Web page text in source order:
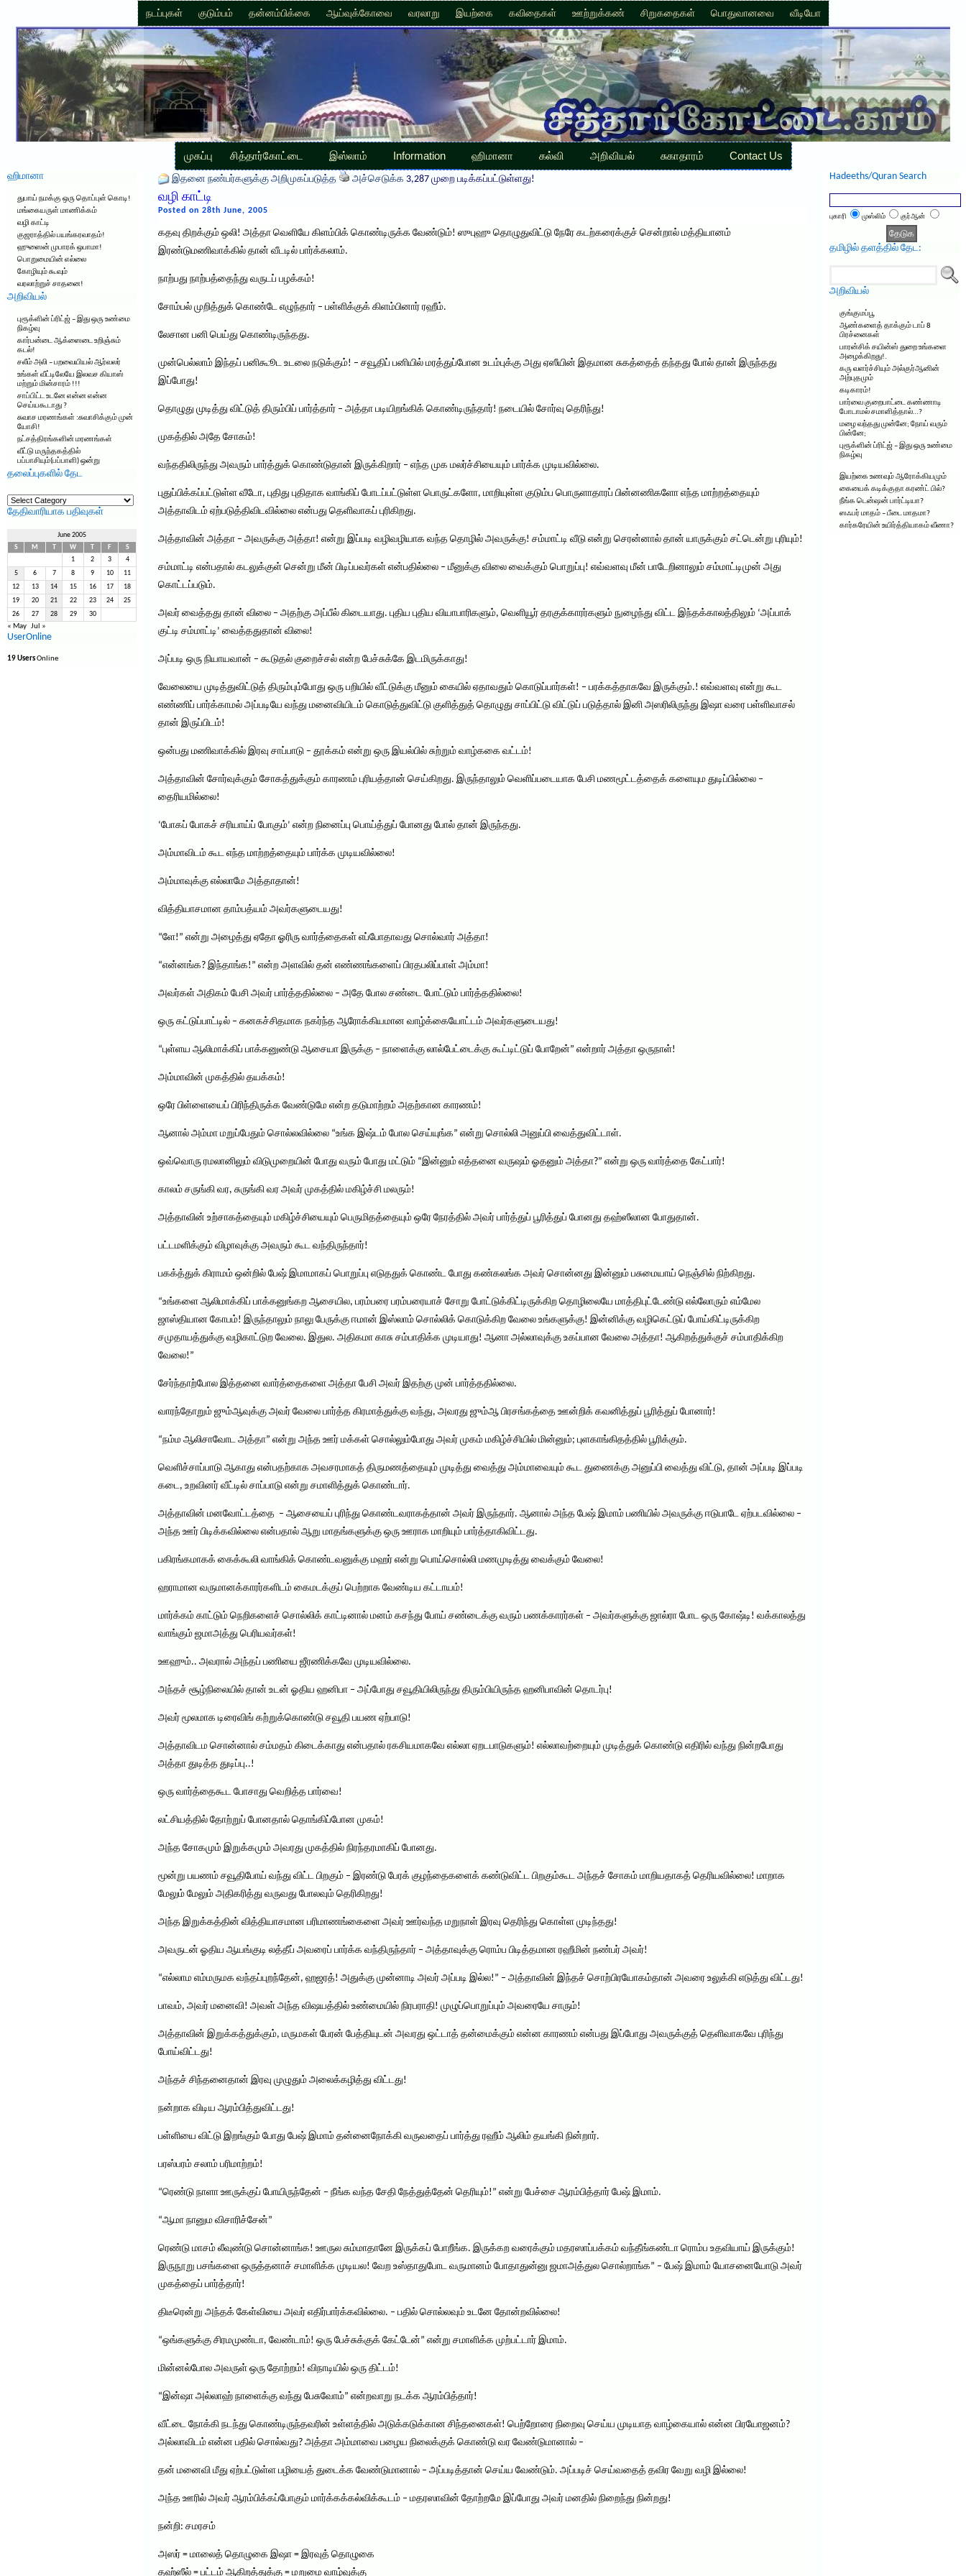
நடப்புகள் குடும்பம் தன்னம்பிக்கை ஆய்வுக்கோவை வரலாறு இயற்கை கவிதைகள் ஊற்றுக்கண் சிறுகதைகள் பொதுவானவை வீடியோ
முகப்பு சித்தார்கோட்டை இஸ்லாம் Information ஹிமானா கல்வி அறிவியல் சுகாதாரம் Contact Us
ஹிமானா
துபாய் நமக்கு ஒரு தொப்புள் கொடி!
மங்கையருள் மாணிக்கம்
வழி காட்டி
குஜராத்தில் பயங்கரவாதம்!
ஹுஸைன் முபாரக் ஒபாமா!
பொறுமையின் எல்லை
கோழியும் கூவும்
வரலாற்றுச் சாதனை!
அறிவியல்
புரூக்ளின் ப்ரிட்ஜ் – இது ஒரு உண்மை
நிகழ்வு
கார்பன்டை ஆக்ஸைடை உறிஞ்சும்
கடல்!
சலீம் அலி – பறவையியல் ஆர்வலர்
உங்கள் வீட்டிலேயே இலவச கியாஸ்
மற்றும் மின்சாரம் !!!
சாப்பிட்ட உடனே என்ன என்ன
செய்யகூடாது ?
சுவாச மரணங்கள் :சுவாசிக்கும் முன்
யோசி!
நட்சத்திரங்களின் மரணங்கள்
வீட்டு மருந்தகத்தில்
பப்பாசியும்(பப்பாளி) ஒன்று
தலைப்புகளில் தேட
தலைப்புகளில்
தேட
தேதிவாரியாக பதிவுகள்
June 2005
S
M W F
S
1
2 3 4
5 6 7 8 9 10 11
12 13 14 15 16 17 18
19 20 21 22 23 24 25
26 27 28 29 30
« May Jul »
UserOnline
19 UsersOnline
இதனை நண்பர்களுக்கு அறிமுகப்படுத்த அச்செடுக்க 3,287 முறை படிக்கப்பட்டுள்ளது!
வழி காட்டி
Posted on 28th June, 2005
கதவு திறக்கும் ஒலி! அத்தா வெளியே கிளம்பிக் கொண்டிருக்க வேண்டும்! ஸுபுஹு தொழுதுவிட்டு நேரே கடற்கரைக்குச் சென்றால் மத்தியானம்
இரண்டுமணிவாக்கில் தான் வீடடில் பார்க்கலாம்.
நாற்பது நாற்பத்தைந்து வருடப் பழக்கம்!
சோம்பல் முறித்துக் கொண்டே எழுந்தார் – பள்ளிக்குக் கிளம்பினார் ரஹீம்.
லேசான பனி பெய்து கொண்டிருந்தது.
முன்பெல்லாம் இந்தப் பனிகூூட உடலை நடுக்கும்! – சவூதிப் பனியில் மரத்துப்போன உடம்புக்கு அது ஏஸீயின் இதமான சுகத்தைத் தந்தது போல் தான் இருந்தது
இப்போது!
தொழுது முடித்து விட்டுத் திரும்பிப் பார்த்தார் – அத்தா படியிறங்கிக் கொண்டிருந்தார்! நடையில் சோர்வு தெரிந்து!
முகத்தில் அதே சோகம்!
வந்ததிலிருந்து அவரும் பார்த்துக் கொண்டுதான் இருக்கிறார் – எந்த முக மலர்ச்சியையும் பார்க்க முடியவில்லை.
புதுப்பிக்கப்பட்டுள்ள வீடோ, புதிது புதிதாக வாங்கிப் போடப்பட்டுள்ள பொருட்களோ, மாறியுள்ள குடும்ப பொருளாதாரப் பின்னணிகளோ எந்த மாற்றத்தையும்
அத்தாவிடம் ஏற்படுத்திவிடவில்லை என்பது தெளிவாகப் புரிகிறது.
அத்தாவின் அத்தா – அவருக்கு அத்தா! என்று இப்படி வழிவழியாக வந்த தொழில் அவருக்கு! சம்மாட்டி வீடு என்று செரன்னால் தான் யாருக்கும் சட்டென்று புரியும்!
சம்மாட்டி என்பதால் கடலுக்குள் சென்று மீன் பிடிப்பவர்கள் என்பதில்லை – மீனுக்கு விலை வைக்கும் பொறுப்பு! எவ்வளவு மீன் பாடேறினாலும் சம்மாட்டிமுன் அது
கொட்டப்படும்.
அவர் வைத்தது தான் விலை – அதற்கு அப்பீல் கிடையாது. புதிய புதிய வியாபாரிகளும், வெளியூர் தரகுக்காரர்களும் நுழைந்து விட்ட இந்தக்காலத்திலும் ‘அப்பாக்
குட்டி சம்மாட்டி’ வைத்ததுதான் விலை!
அப்படி ஒரு நியாயவான் – கூடுதல் குறைச்சல் என்ற பேச்சுக்கே இடமிருக்காது!
வேலையை முடித்துவிட்டுத் திரும்பும்போது ஒரு பறியில் வீட்டுக்கு மீனும் கையில் ஏதாவதும் கொடுப்பார்கள்! – பரக்கத்தாகவே இருக்கும்.! எவ்வளவு என்று கூட
எண்ணிப் பார்க்காமல் அப்படியே வந்து மனைவியிடம் கொடுத்துவிட்டு குளித்துத் தொழுது சாப்பிட்டு விட்டுப் படுத்தால் இனி அஸரிலிருந்து இஷா வரை பள்ளிவாசல்
தான் இருப்பிடம்!
ஒன்பது மணிவாக்கில் இரவு சாப்பாடு – தூக்கம் என்று ஒரு இயல்பில் சுற்றும் வாழ்ககை வட்டம்!
அத்தாவின் சோர்வுக்கும் சோகத்துக்கும் காரணம் புரியத்தான் செய்கிறது. இருந்தாலும் வெளிப்படையாக பேசி மணமூட்டத்தைக் களையும துடிப்பில்லை –
தைரியமில்லை!
‘போகப் போகச் சரியாய்ப் போகும்’ என்ற நினைப்பு பொய்த்துப் போனது போல் தான் இருந்தது.
அம்மாவிடம் கூட எந்த மாற்றத்தையும் பார்க்க முடியவில்லை!
அம்மாவுக்கு எல்லாமே அத்தாதான்!
வித்தியாசமான தாம்பத்யம் அவர்களுடையது!
“ளே!” என்று அழைத்து ஏதோ ஓரிரு வார்த்தைகள் எப்போதாவது சொல்வார் அத்தா!
“என்னங்க? இந்தாங்க!” என்ற அளவில் தன் எண்ணங்களைப் பிரதபலிப்பாள் அம்மா!
அவர்கள் அதிகம் பேசி அவர் பார்த்ததில்லை – அதே போல சண்டை போட்டும் பார்த்ததில்லை!
ஒரு கட்டுப்பாட்டில் – கனகச்சிதமாக நகர்ந்த ஆரோக்கியமான வாழ்க்கையோட்டம் அவர்களுடையது!
“புள்ளய ஆலிமாக்கிப் பாக்கனுண்டு ஆசையா இருக்கு – நாளைக்கு லால்பேட்டைக்கு கூட்டிட்டுப் போறேன்” என்றார் அத்தா ஒருநாள்!
அம்மாவின் முகத்தில் தயக்கம்!
ஒரே பிள்ளையைப் பிரிந்திருக்க வேண்டுமே என்ற தடுமாற்றம் அதற்கான காரணம்!
ஆனால் அம்மா மறுப்பேதும் சொல்லவில்லை “உங்க இஷ்டம் போல செய்யுங்க” என்று சொல்லி அனுப்பி வைத்துவிட்டாள்.
ஒவ்வொரு ரமலானிலும் விடுமுறையின் போது வரும் போது மட்டும் “இன்னும் எத்தனை வருஷம் ஓதனும் அத்தா?” என்று ஒரு வார்த்தை கேட்பார்!
காலம் சருங்கி வர, சுருங்கி வர அவர் முகத்தில் மகிழ்ச்சி மலரும்!
அத்தாவின் உற்சாகத்தையும் மகிழ்ச்சியையும் பெருமிதத்தையும் ஒரே நேரத்தில் அவர் பார்த்துப் பூரித்துப் போனது தஹ்ஸீலான போதுதான்.
பட்டமளிக்கும் விழாவுக்கு அவரும் கூட வந்திருந்தார்!
பகக்த்துக் கிராமம் ஒன்றில் பேஷ் இமாமாகப் பொறுப்பு எடுததுக் கொண்ட போது கண்கலங்க அவர் சொன்னது இன்னும் பசுமையாய் நெஞ்சில் நிற்கிறது.
“உங்களை ஆலிமாக்கிப் பாக்கனுங்கற ஆசையில, பரம்பரை பரம்பரையாச் சோறு போட்டுக்கிட்டிருக்கிற தொழிலையே மாத்திபுட்டேண்டு எல்லோரும் எம்மேல
ஜாஸ்தியான கோபம்! இருந்தாலும் நாலு பேருக்கு ஈமான் இஸ்லாம் சொல்லிக் கொடுக்கிற வேலை உங்களுக்கு! இன்னிக்கு வழிகெட்டுப் போய்கிட்டிருக்கிற
சமுதாயத்துக்கு வழிகாட்டுற வேலை. இதுல. அதிகமா காசு சம்பாதிக்க முடியாது! ஆனா அல்லாவுக்கு உகப்பான வேலை அத்தா! ஆகிறத்துக்குச் சம்பாதிக்கிற
வேலை!”
சேர்ந்தாற்போல இத்தனை வார்த்தைகளை அத்தா பேசி அவர் இதற்கு முன் பார்த்ததில்லை.
வாரந்தோறும் ஜும்ஆவுக்கு அவர் வேலை பார்த்த கிரமாத்துக்கு வந்து, அவரது ஜும்ஆ பிரசங்கத்தை ஊன்றிக் கவனித்துப் பூரித்துப் போனார்!
“நம்ம ஆலிசாவோட அத்தா” என்று அந்த ஊர் மக்கள் சொல்லும்போது அவர் முகம் மகிழ்ச்சியில் மின்னும்; புளகாங்கிதத்தில் பூரிக்கும்.
வெளிச்சாப்பாடு ஆகாது என்பதற்காக அவசரமாகத் திருமணத்தையும் முடித்து வைத்து அம்மாவையும் கூட துணைக்கு அனுப்பி வைத்து விட்டு, தான் அப்படி இப்படி
கடை, உறவினர் வீட்டில் சாப்பாடு என்று சமாளித்துக் கொண்டார்.
அத்தாவின் மனவோட்டத்தை – ஆசையைப் புரிந்து கொண்டவராகத்தான் அவர் இருந்தார். ஆனால் அந்த பேஷ் இமாம் பணியில் அவருக்கு ஈடுபாடே ஏற்படவில்லை –
அந்த ஊர் பிடிக்கவில்லை என்பதால் ஆறு மாதங்களுக்கு ஒரு ஊராக மாறியும் பார்த்தாகிவிட்டது.
பகிரங்கமாகக் கைக்கூலி வாங்கிக் கொண்டவனுக்கு மஹர் என்று பொய்சொல்லி மணமுடித்து வைக்கும் வேலை!
ஹராமான வருமானக்காரர்களிடம் கைமடக்குப் பெற்றாக வேண்டிய கட்டாயம்!
மார்க்கம் காட்டும் நெறிகளைச் சொல்லிக் காட்டினால் மனம் கசந்து போய் சண்டைக்கு வரும் பணக்காரர்கள் – அவர்களுக்கு ஜால்ரா போட ஒரு கோஷ்டி! வக்காலத்து
வாங்கும் ஜமாஅத்து பெரியவர்கள்!
ஊஹும்.. அவரால் அந்தப் பணியை ஜீரணிக்கவே முடியவில்லை.
அந்தச் சூழ்நிலையில் தான் உடன் ஓதிய ஹனிபா – அப்போது சவூதியிலிருந்து திரும்பியிருந்த ஹனிபாவின் தொடர்பு!
அவர் மூலமாக டிரைவிங் கற்றுக்கொண்டு சவூதி பயண ஏற்பாடு!
அத்தாவிடம சொன்னால் சம்மதம் கிடைக்காது என்பதால் ரகசியமாகவே எல்லா ஏறடபாடுகளும்! எல்லாவற்றையும் முடித்துக் கொண்டு எதிரில் வந்து நின்றபோது
அத்தா துடித்த துடிப்பு..!
ஒரு வார்த்தைகூட போசாது வெறித்த பார்வை!
லட்சியத்தில் தோற்றுப் போனதால் தொங்கிப்போன முகம்!
அந்த சோகமும் இறுக்கமும் அவரது முகத்தில் நிரந்தரமாகிப் போனது.
மூன்று பயணம் சவூதிபோய் வந்து விட்ட பிறகும் – இரண்டு பேரக் குழந்தைகளைக் கண்டுவிட்ட பிறகும்கூட அந்தச் சோகம் மாறியதாகத் தெரியவில்லை! மாறாக
மேலும் மேலும் அதிகரித்து வருவது போலவும் தெரிகிறது!
அந்த இறுக்கத்தின் வித்தியாசமான பரிமாணங்கைளை அவர் ஊர்வந்த மறுநாள் இரவு தெரிந்து கொள்ள முடிந்தது!
அவருடன் ஓதிய ஆயங்குடி லத்தீப் அவரைப் பார்க்க வந்திருந்தார் – அத்தாவுக்கு ரொம்ப பிடித்தமான ரஹீமின் நண்பர் அவர்!
“எல்லாம எம்மருமக வந்தப்புறந்தேன், ஹஜரத்! அதுக்கு முன்னாடி அவர் அப்படி இல்ல!” – அத்தாவின் இந்தச் சொற்பிரயோகம்தான் அவரை உலுக்கி எடுத்து விட்டது!
பாவம், அவர் மனைவி! அவள் அந்த விஷயத்தில் உண்மையில் நிரபராதி! முழுப்பொறுப்பும் அவரையே சாரும்!
அத்தாவின் இறுக்கத்துக்கும், மருமகள் பேரன் பேத்தியுடன் அவரது ஒட்டாத் தன்மைக்கும் என்ன காரணம் என்பது இப்போது அவருக்குத் தெளிவாகவே புரிந்து
போய்விட்டது!
அந்தச் சிந்தனைதான் இரவு முழுதும் அலைக்கழித்து விட்டது!
நன்றாக விடிய ஆரம்பித்துவிட்டது!
பள்ளியை விட்டு இறங்கும் போது பேஷ் இமாம் தன்னைநோக்கி வருவதைப் பார்த்து ரஹீம் ஆலிம் தயங்கி நின்றார்.
பரஸ்பரம் சலாம் பரிமாற்றம்!
“ரெண்டு நாளா ஊருக்குப் போயிருந்தேன் – நீங்க வந்த சேதி நேத்துத்தேன் தெரியும்!” என்று பேச்சை ஆரம்பித்தார் பேஷ் இமாம்.
“ஆமா நானும விசாரிச்சேன்”
ரெண்டு மாசம் லீவுண்டு சொன்னாங்க! ஊருல சும்மாதானே இருக்கப் போறீங்க. இருக்கற வரைக்கும் மதரஸாப்பக்கம் வந்தீங்கண்டா ரொம்ப உதவியாய் இருக்கும்!
இருநூறு பசங்களை ஒருத்தனாச் சமாளிக்க முடியல! வேற உஸ்தாதுபோட வருமானம் போதாதுன்னு ஜமாஅத்துல சொல்றாங்க” – பேஷ் இமாம் யோசனையோடு அவர்
முகத்தைப் பார்த்தார்!
திடீரென்று அந்தக் கேள்வியை அவர் எதிர்பார்க்கவில்லை. – பதில் சொல்லவும் உடனே தோன்றவில்லை!
“ஒங்களுக்கு சிரமமுண்டா, வேண்டாம்! ஒரு பேச்சுக்குக் கேட்டேன்” என்று சமாளிக்க முற்பட்டார் இமாம்.
மின்னல்போல அவருள் ஒரு தோற்றம்! விநாடியில் ஒரு திட்டம்!
“இன்ஷா அல்லாஹ் நாளைக்கு வந்து பேசுவோம்” என்றவாறு நடக்க ஆரம்பித்தார்!
வீட்டை நோக்கி நடந்து கொண்டிருந்தவரின் உள்ளத்தில் அடுக்கடுக்கான சிந்தனைகள்! பெற்றோரை நிறைவு செய்ய முடியாத வாழ்கையால் என்ன பிரயோஜனம்?
அல்லாவிடம் என்ன பதில் சொல்வது? அத்தா அம்மாவை பழைய நிலைக்குக் கொண்டு வர வேண்டுமானால் –
தன் மனைவி மீது ஏற்பட்டுள்ள பழியைத் துடைக்க வேண்டுமானால் – அப்படித்தான் செய்ய வேண்டும். அப்படிச் செய்வதைத் தவிர வேறு வழி இல்லை!
அந்த ஊரில் அவர் ஆரம்பிக்கப்போகும் மார்க்கக்கல்விக்கூடம் – மதரஸாவின் தோற்றமே இப்போது அவர் மனதில் நிறைந்து நின்றது!
நன்றி: சமரசம்
அஸர் = மாலைத் தொழுகை இஷா = இரவுத் தொழுகை
தஹ்ஸீல் = பட்டம் ஆகிறத்துக்கு = மறுமை வாழ்வுக்கு
Hadeeths/Quran Search
புகாரி முஸ்லிம் குர்ஆன்
தமிழில் தளத்தில் தேட:
அறிவியல்
குங்குமப்பூ
ஆண்களைத் தாக்கும் டாப் 8
பிரச்னைகள்
பாரன்சிக் சயின்ஸ் துறை உங்களை
அழைக்கிறது!.
கரு வளர்ச்சியும் அல்குர்ஆனின்
அற்புதமும்
கடிகாரம்!
பார்வை குறைபாட்டை கண்ணாடி
போடாமல் சமாளித்தால்…?
மழை வந்தது முன்னே; நோய் வரும்
பின்னே;
புரூக்ளின் ப்ரிட்ஜ் – இது ஒரு உண்மை
நிகழ்வு
இயற்கை உணவும் ஆரோக்கியமும்
கையைக் கடிக்குதா கரண்ட் பில்?
நீங்க டென்ஷன் பார்ட்டியா?
ஸஃபர் மாதம் – பீடை மாதமா?
கார்கரேயின் உயிர்த்தியாகம் வீணா?